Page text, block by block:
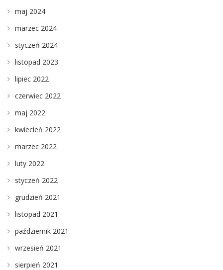
maj 2024
marzec 2024
styczeń 2024
listopad 2023
lipiec 2022
czerwiec 2022
maj 2022
kwiecień 2022
marzec 2022
luty 2022
styczeń 2022
grudzień 2021
listopad 2021
październik 2021
wrzesień 2021
sierpień 2021